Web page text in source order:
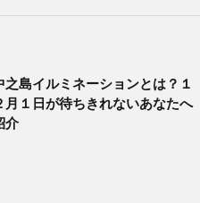
之島イルミネーションとは？１
月１日が待ちきれないあなたへ
介